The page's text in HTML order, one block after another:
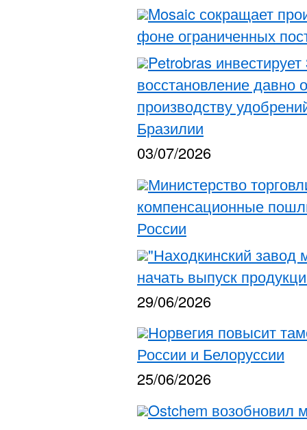
Mosaic сокращает
фоне ограниченных
Petrobras
восстановление давно
производству
Бразилии
03/07/2026
Министерство
компенсационные
России
"Находкинский завод
начать выпуск
29/06/2026
Норвегия повысит
России и Белоруссии
25/06/2026
Ostchem возобновил